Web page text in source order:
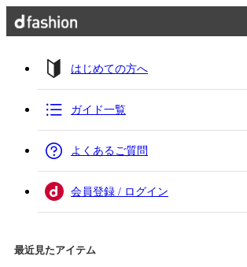
はじめての方へ
ガイド一覧
よくあるご質問
会員登録 / ログイン
最近見たアイテム